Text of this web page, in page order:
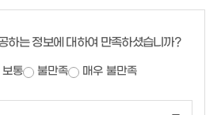
하는 정보에 대하여 만족하셨습니까?
보통 불만족 매우 불만족